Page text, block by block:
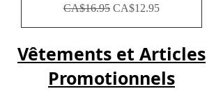
Regular Price
CA$16.95 Sale Price
CA$12.95
Vêtements et Articles
Promotionnels